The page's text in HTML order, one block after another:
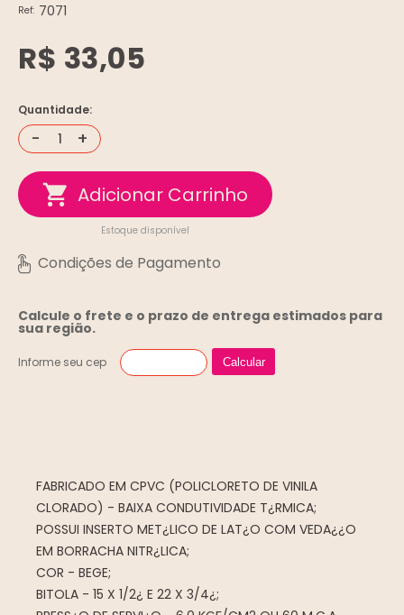
Ref: 7071
R$ 33,05
Quantidade:
- +
Estoque disponível
Calcule o frete e o prazo de entrega estimados para
sua região.
Informe seu cep Calcular
FABRICADO EM CPVC (POLICLORETO DE VINILA
CLORADO) - BAIXA CONDUTIVIDADE T¿RMICA;
POSSUI INSERTO MET¿LICO DE LAT¿O COM VEDA¿¿O
EM BORRACHA NITR¿LICA;
COR - BEGE;
BITOLA - 15 X 1/2¿ E 22 X 3/4¿;